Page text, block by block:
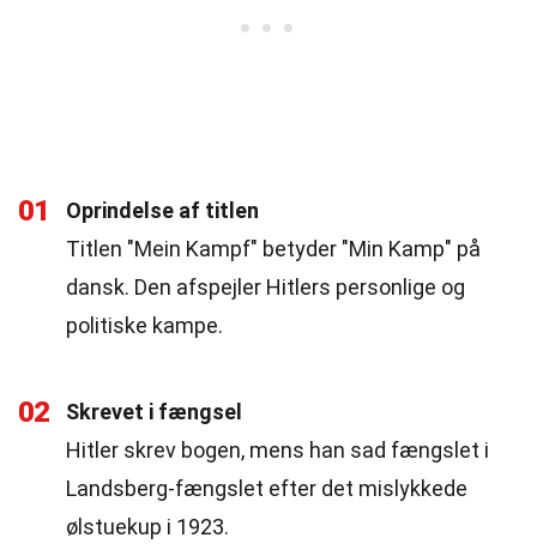
01
Oprindelse af titlen
Titlen "Mein Kampf" betyder "Min Kamp" på
dansk. Den afspejler Hitlers personlige og
politiske kampe.
02
Skrevet i fængsel
Hitler skrev bogen, mens han sad fængslet i
Landsberg-fængslet efter det mislykkede
ølstuekup i 1923.